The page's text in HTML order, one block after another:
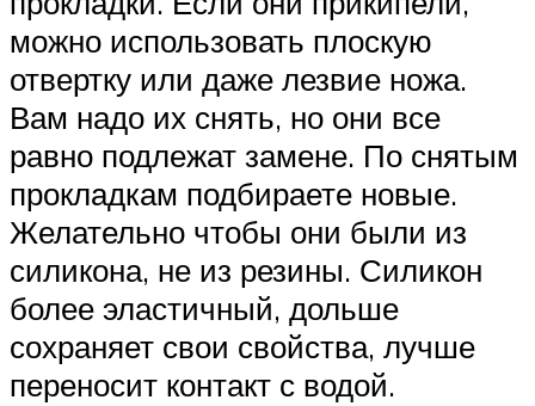
можно использовать плоскую
отвертку или даже лезвие ножа.
Вам надо их снять, но они все
равно подлежат замене. По снятым
прокладкам подбираете новые.
Желательно чтобы они были из
силикона, не из резины. Силикон
более эластичный, дольше
сохраняет свои свойства, лучше
переносит контакт с водой.